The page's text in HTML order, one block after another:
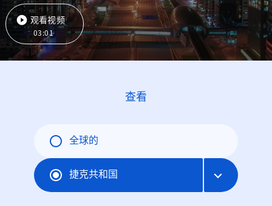
观看视频
03:01
查看
全球的
捷克共和国